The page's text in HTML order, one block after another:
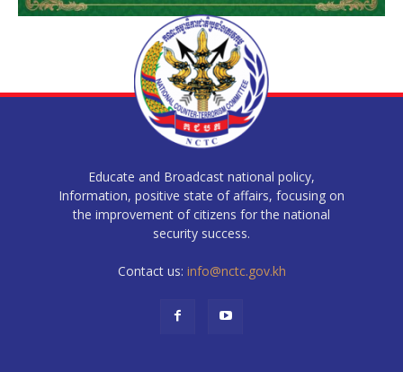
Educate and Broadcast national policy,
Information, positive state of affairs, focusing on
the improvement of citizens for the national
security success.
Contact us: info@nctc.gov.kh